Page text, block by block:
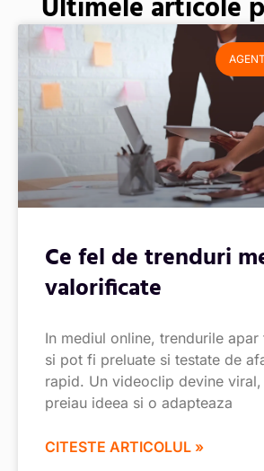
Ultimele articole
Ce fel de trenduri
valorificate
In mediul online, trendurile
si pot fi preluate si testate de
rapid. Un videoclip devine
preiau ideea si o adapteaza
CITESTE ARTICOLUL »